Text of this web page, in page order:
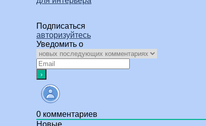
Подписаться
авторизуйтесь
Уведомить о
0 комментариев